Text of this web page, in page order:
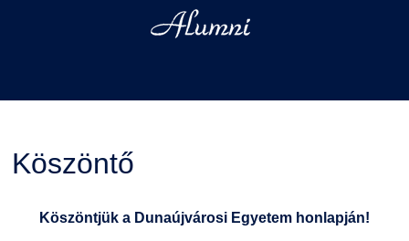
Köszöntő
Köszöntjük a Dunaújvárosi Egyetem honlapján!